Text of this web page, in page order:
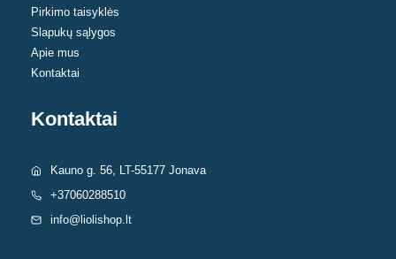
page
Pirkimo taisyklės
Slapukų sąlygos
Apie mus
Kontaktai
Kontaktai
Kauno g. 56, LT-55177 Jonava
+37060288510
info@liolishop.lt